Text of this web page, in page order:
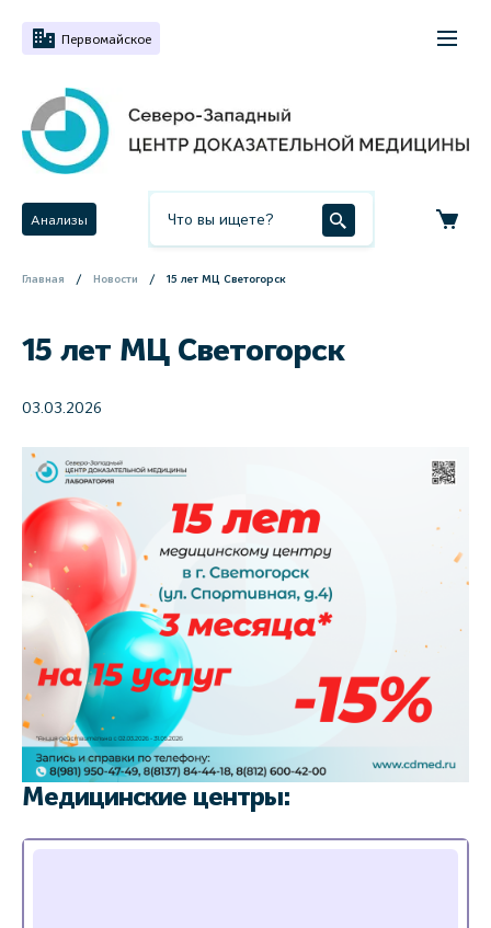
Первомайское
Анализы
Главная Новости 15 лет МЦ Светогорск
15 лет МЦ Светогорск
03.03.2026
Медицинские центры: